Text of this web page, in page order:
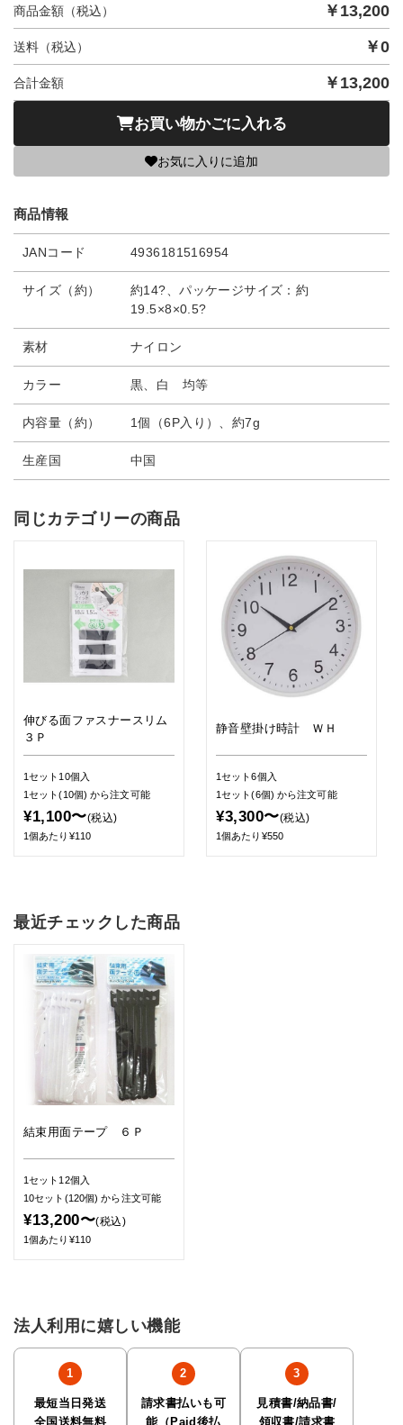
商品金額（税込） ￥ 13,200
送料（税込） ￥0
合計金額 ￥ 13,200
お買い物かごに入れる
お気に入りに追加
商品情報
JANコード 4936181516954
サイズ（約）
約14?、パッケージサイズ：約
19.5×8×0.5?
素材 ナイロン
カラー 黒、白 均等
内容量（約） 1個（6P入り）、約7g
生産国 中国
同じカテゴリーの商品
伸びる面ファスナースリム
３Ｐ
1セット10個入
1セット(10個)から注文可能
¥1,100〜(税込)
1個あたり¥110
静音壁掛け時計 ＷＨ
1セット6個入
1セット(6個) から注文可能
¥3,300〜(税込)
1個あたり¥550
最近チェックした商品
結束用面テープ ６Ｐ
1セット12個入
10セット(120個)から注文可能
¥13,200〜(税込)
1個あたり¥110
法人利用に嬉しい機能
最短当日発送
全国送料無料
請求書払いも可
能（Paid後払
見積書/納品書/
領収書/請求書